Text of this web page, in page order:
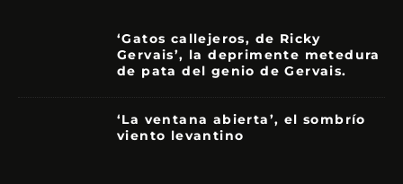
‘Gatos callejeros, de Ricky
Gervais’, la deprimente metedura
de pata del genio de Gervais.
‘La ventana abierta’, el sombrío
viento levantino